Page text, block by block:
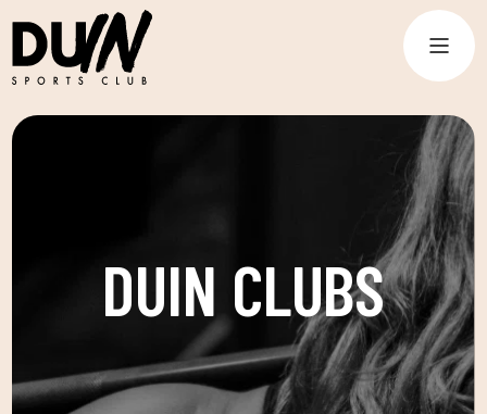
DUIN CLUBS